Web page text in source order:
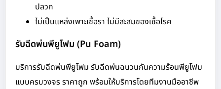
ปลวก
ไม่เป็นแหล่งเพาะเชื้อรา ไม่มีสะสมของเชื้อโรค
รับฉีดพ่นพียูโฟม (Pu Foam)
บริการรับฉีดพ่นพียูโฟม รับฉีดพ่นฉนวนกันความร้อนพียูโฟม
แบบครบวงจร ราคาถูก พร้อมให้บริการโดยทีมงานมืออาชีพ